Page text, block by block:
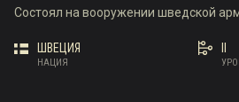
Состоял на вооружении шведской
НАЦИЯ
ШВЕЦИЯ